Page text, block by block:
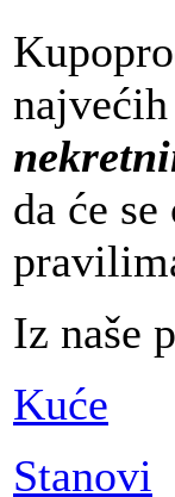
da će
Iz naše
Kuće
Stanovi